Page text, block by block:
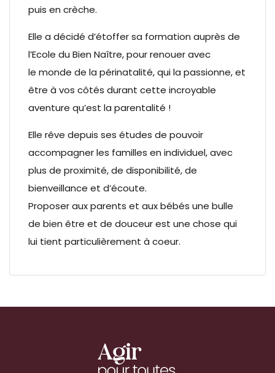
puis en crèche.
Elle a décidé d’étoffer sa formation auprès de
l’Ecole du Bien Naître, pour renouer avec
le monde de la périnatalité, qui la passionne, et
être à vos côtés durant cette incroyable
aventure qu’est la parentalité !
Elle rêve depuis ses études de pouvoir
accompagner les familles en individuel, avec
plus de proximité, de disponibilité, de
bienveillance et d’écoute.
Proposer aux parents et aux bébés une bulle
de bien être et de douceur est une chose qui
lui tient particulièrement à coeur.